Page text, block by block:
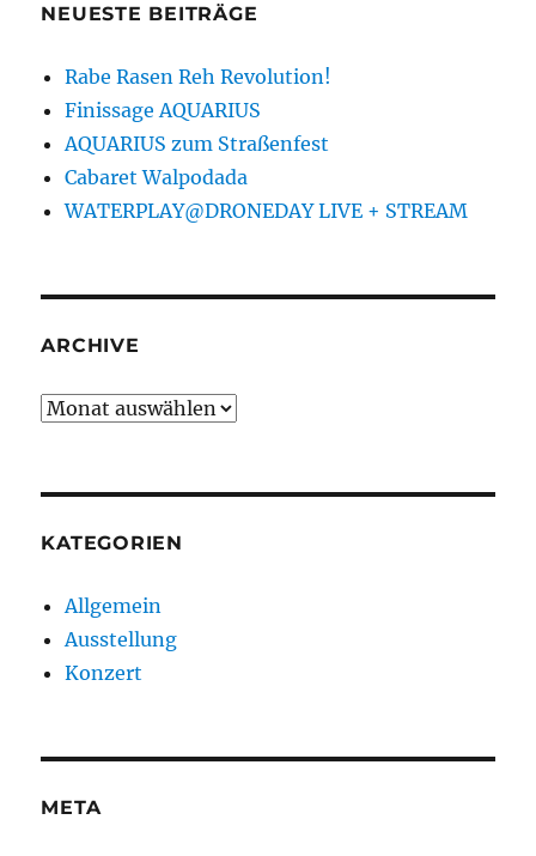
NEUESTE BEITRÄGE
Rabe Rasen Reh Revolution!
Finissage AQUARIUS
AQUARIUS zum Straßenfest
Cabaret Walpodada
WATERPLAY@DRONEDAY LIVE + STREAM
ARCHIVE
Archive
KATEGORIEN
Allgemein
Ausstellung
Konzert
META